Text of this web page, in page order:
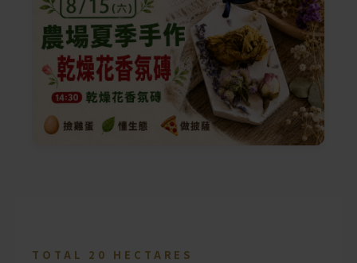
TOTAL 20 HECTARES